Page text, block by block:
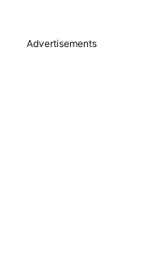
Advertisements